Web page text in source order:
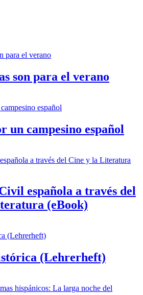
son para el verano
un campesino español
española a través del
(eBook)
(Lehrerheft)